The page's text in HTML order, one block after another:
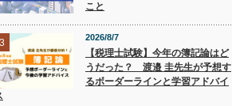
こと
2026/8/7
【税理士試験】今年の簿記論はど
うだった？ 渡邉 圭先生が予想す
るボーダーラインと学習アドバイ